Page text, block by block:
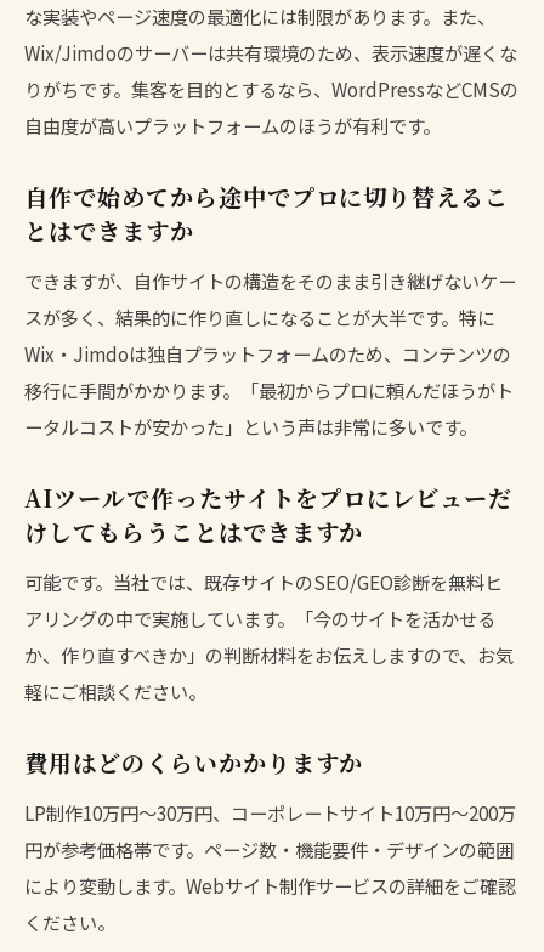
な実装やページ速度の最適化には制限があります。また、
Wix/Jimdoのサーバーは共有環境のため、表示速度が遅くな
りがちです。集客を目的とするなら、WordPressなどCMSの
自由度が高いプラットフォームのほうが有利です。
自作で始めてから途中でプロに切り替えるこ
とはできますか
できますが、自作サイトの構造をそのまま引き継げないケー
スが多く、結果的に作り直しになることが大半です。特に
Wix・Jimdoは独自プラットフォームのため、コンテンツの
移行に手間がかかります。「最初からプロに頼んだほうがト
ータルコストが安かった」という声は非常に多いです。
AIツールで作ったサイトをプロにレビューだ
けしてもらうことはできますか
可能です。当社では、既存サイトのSEO/GEO診断を無料ヒ
アリングの中で実施しています。「今のサイトを活かせる
か、作り直すべきか」の判断材料をお伝えしますので、お気
軽にご相談ください。
費用はどのくらいかかりますか
LP制作10万円〜30万円、コーポレートサイト10万円〜200万
円が参考価格帯です。ページ数・機能要件・デザインの範囲
により変動します。 Webサイト制作サービスの詳細をご確認
ください。